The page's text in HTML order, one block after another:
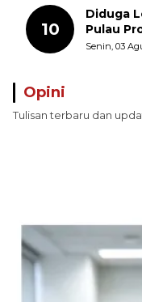
10
Diduga
Pulau
Pungli
Senin, 03
Opini
Tulisan terbaru dan